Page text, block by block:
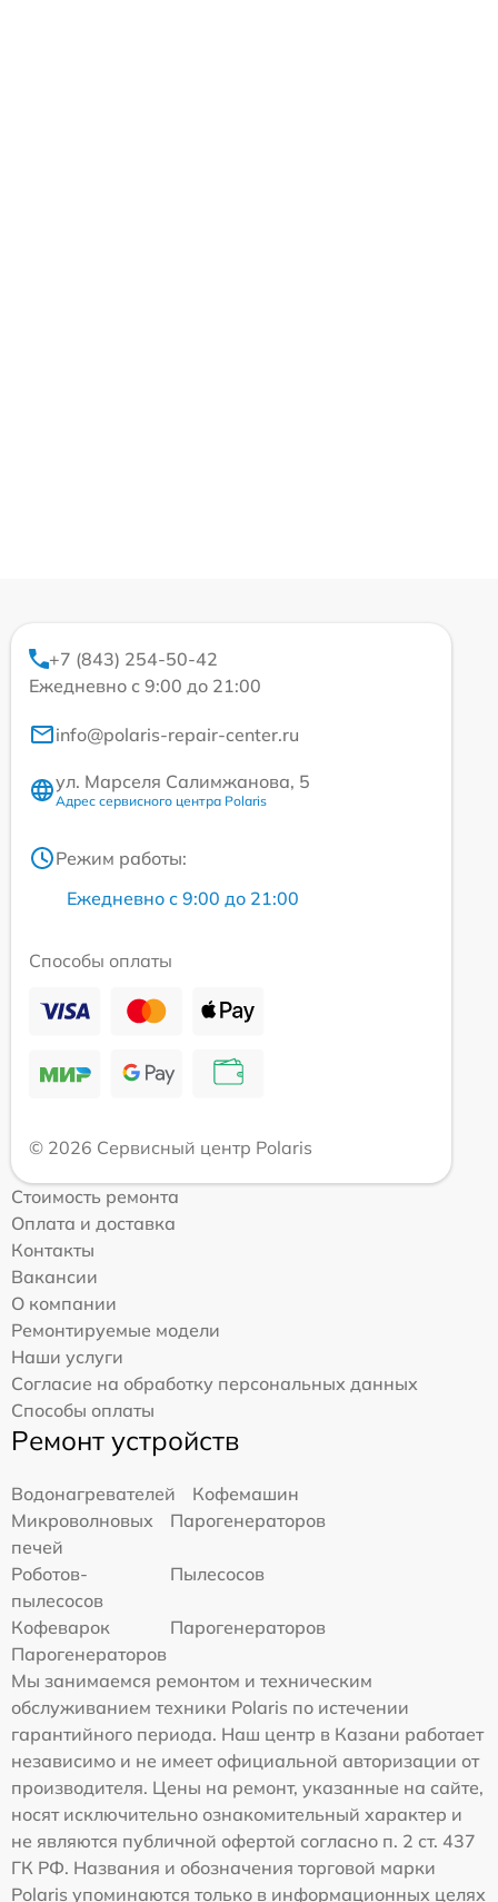
+7 (843) 254-50-42
Ежедневно с 9:00 до 21:00
info@polaris-repair-center.ru
ул. Марселя Салимжанова, 5
Адрес сервисного центра Polaris
Режим работы:
Ежедневно с 9:00 до 21:00
Способы оплаты
© 2026 Сервисный центр Polaris
Стоимость ремонта
Оплата и доставка
Контакты
Вакансии
О компании
Ремонтируемые модели
Наши услуги
Согласие на обработку персональных данных
Способы оплаты
Ремонт устройств
Водонагревателей
Кофемашин
Микроволновых
печей
Парогенераторов
Роботов-
пылесосов
Пылесосов
Кофеварок
Парогенераторов
Парогенераторов
Мы занимаемся ремонтом и техническим
обслуживанием техники Polaris по истечении
гарантийного периода. Наш центр в Казани работает
независимо и не имеет официальной авторизации от
производителя. Цены на ремонт, указанные на сайте,
носят исключительно ознакомительный характер и
не являются публичной офертой согласно п. 2 ст. 437
ГК РФ. Названия и обозначения торговой марки
Polaris упоминаются только в информационных целях